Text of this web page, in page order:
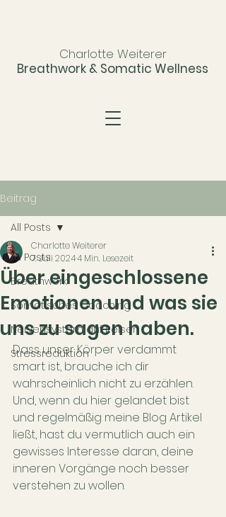
Charlotte Weiterer
Breathwork & Somatic Wellness
Beitrag
All Posts
Breathwork
Somatisches Coaching
Nervensystem auf Reisen
Stressreduktion
All Posts
Über eingeschlossene
Emotionen und was sie
uns zu sagen haben.
Charlotte Weiterer
7. Juli 20244 Min. Lesezeit
Dass unser Körper verdammt
smart ist, brauche ich dir
wahrscheinlich nicht zu erzählen.
Und, wenn du hier gelandet bist
und regelmäßig meine Blog Artikel
ließt, hast du vermutlich auch ein
gewisses Interesse daran, deine
inneren Vorgänge noch besser
verstehen zu wollen.